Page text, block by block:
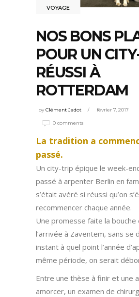
VOYAGE
NOS BONS
POUR UN
RÉUSSI À
ROTTERDAM
byClément Jadot février 7, 2017
0 comments
La tradition a
passé.
Un city-trip épique le week-
passé à arpenter Berlin en
s’était avéré si réussi qu’on
recommencer chaque année.
Une promesse faite la
l’arrivée à Zaventem, sans se
instant à quel point l’année
même période, on serait
Entre une thèse à finir et une
amorcer, un examen de